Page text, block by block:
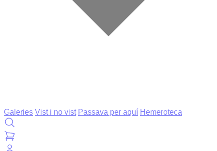
Galeries Vist i no vist Passava per aquí Hemeroteca